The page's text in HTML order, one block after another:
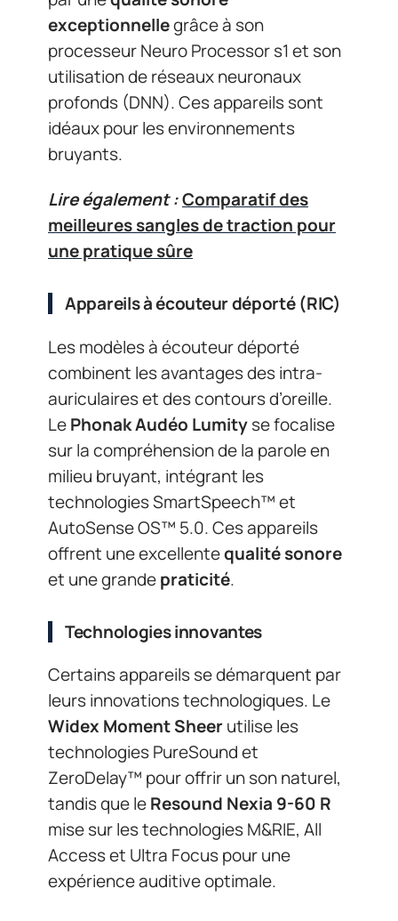
exceptionnellegrâce à son
processeur Neuro Processor s1 et son
utilisation de réseaux neuronaux
profonds (DNN). Ces appareils sont
idéaux pour les environnements
bruyants.
Lire également :Comparatif des
meilleures sangles de traction pour
une pratique sûre
Appareils à écouteur déporté (RIC)
Les modèles à écouteur déporté
combinent les avantages des intra-
auriculaires et des contours d’oreille.
LePhonak Audéo Lumityse focalise
sur la compréhension de la parole en
milieu bruyant, intégrant les
technologies SmartSpeech™ et
AutoSense OS™ 5.0. Ces appareils
offrent une excellentequalité sonore
et une grandepraticité.
Technologies innovantes
Certains appareils se démarquent par
leurs innovations technologiques. Le
Widex Moment Sheerutilise les
technologies PureSound et
ZeroDelay™ pour offrir un son naturel,
tandis que leResound Nexia 9-60 R
mise sur les technologies M&RIE, All
Access et Ultra Focus pour une
expérience auditive optimale.